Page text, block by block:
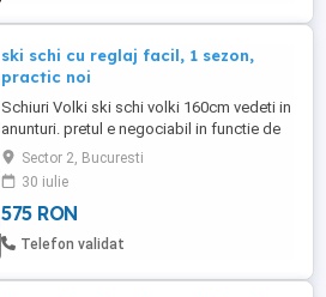
ski schi cu reglaj facil, 1 sezon,
practic noi
Schiuri Volki ski schi volki 160cm vedeti in
anunturi. pretul e negociabil in functie de
ce mai exista la momentul respectiv
Sector 2, Bucuresti
30 iulie
575 RON
Telefon validat